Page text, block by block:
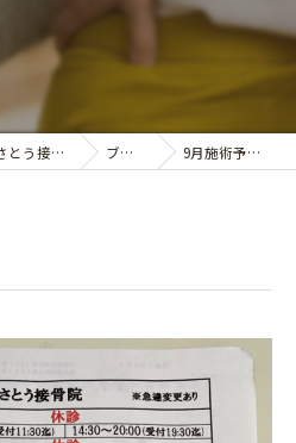
埼玉県富士見の接骨院ならさとう接骨院 ブログ 9月施術予定表